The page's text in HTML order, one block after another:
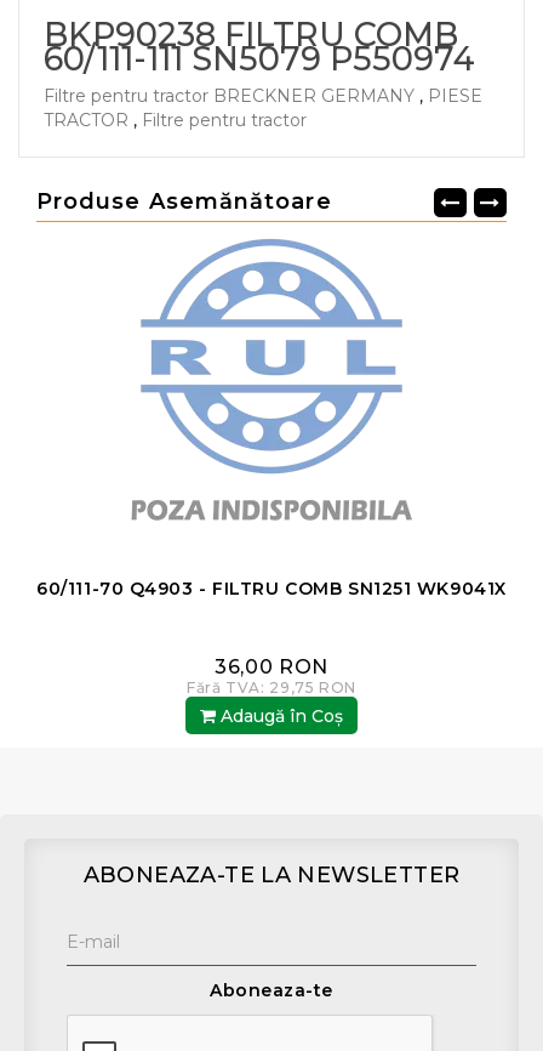
BKP90238 FILTRU COMB
60/111-111 SN5079 P550974
Filtre pentru tractor BRECKNER GERMANY , PIESE
TRACTOR , Filtre pentru tractor
Produse Asemănătoare
60/111-70 Q4903 - FILTRU COMB SN1251 WK9041X
36,00 RON
Fără TVA: 29,75 RON
Adaugă în Coş
ABONEAZA-TE LA NEWSLETTER
Aboneaza-te